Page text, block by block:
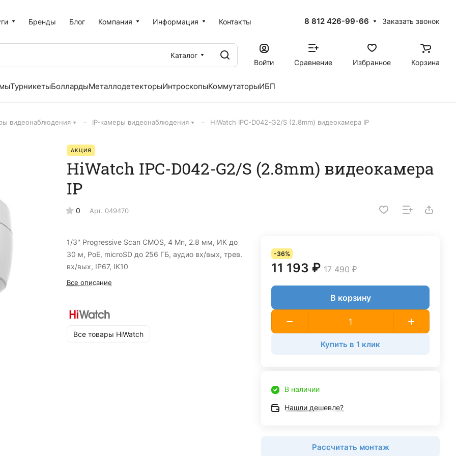
Бренды Блог Компания Информация Контакты 8 812 426-99-66 Заказать звонок
Каталог
Войти
Сравнение Избранное Корзина
ТурникетыБоллардыМеталлодетекторыИнтроскопыКоммутаторыИБП
видеонаблюдения IP-камеры видеонаблюдения HiWatch IPC-D042-G2/S (2.8mm) видеокамера IP
АКЦИЯ
HiWatch IPC-D042-G2/S (2.8mm) видеокамера
IP
0 Арт. 049470
1/3'' Progressive Scan CMOS, 4 Мп, 2.8 мм, ИК до
30 м, PoE, microSD до 256 ГБ, аудио вх/вых, трев.
вх/вых, IP67, IK10
Все описание
Все товары HiWatch
-36%
11 193 ₽ 17 490 ₽
В корзину
Купить в 1 клик
В наличии
Нашли дешевле?
Рассчитать монтаж